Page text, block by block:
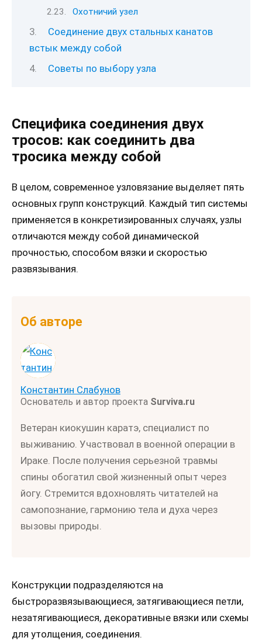
Охотничий узел
Соединение двух стальных канатов
встык между собой
Советы по выбору узла
Специфика соединения двух
тросов: как соединить два
тросика между собой
В целом, современное узловязание выделяет пять
основных групп конструкций. Каждый тип системы
применяется в конкретизированных случаях, узлы
отличаются между собой динамической
прочностью, способом вязки и скоростью
развязывания.
Об авторе
Константин Слабунов
Основатель и автор проекта Surviva.ru
Ветеран киокушин каратэ, специалист по
выживанию. Участвовал в военной операции в
Ираке. После получения серьезной травмы
спины обогатил свой жизненный опыт через
йогу. Стремится вдохновлять читателей на
самопознание, гармонию тела и духа через
вызовы природы.
Конструкции подразделяются на
быстроразвязывающиеся, затягивающиеся петли,
незатягивающиеся, декоративные вязки или схемы
для утолщения, соединения.